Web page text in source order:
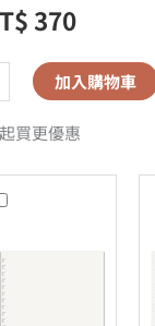
370
加入購物車
買更優惠